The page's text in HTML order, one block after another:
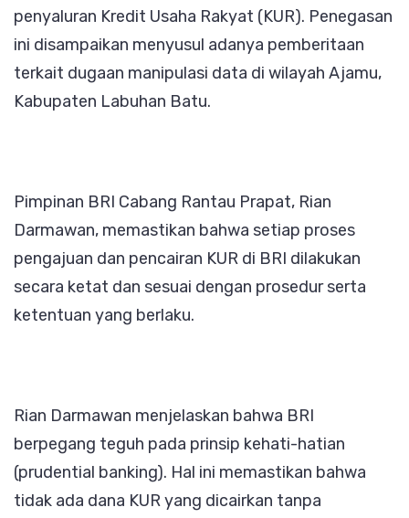
penyaluran Kredit Usaha Rakyat (KUR). Penegasan
ini disampaikan menyusul adanya pemberitaan
terkait dugaan manipulasi data di wilayah Ajamu,
Kabupaten Labuhan Batu.
Pimpinan BRI Cabang Rantau Prapat, Rian
Darmawan, memastikan bahwa setiap proses
pengajuan dan pencairan KUR di BRI dilakukan
secara ketat dan sesuai dengan prosedur serta
ketentuan yang berlaku.
Rian Darmawan menjelaskan bahwa BRI
berpegang teguh pada prinsip kehati-hatian
(prudential banking). Hal ini memastikan bahwa
tidak ada dana KUR yang dicairkan tanpa